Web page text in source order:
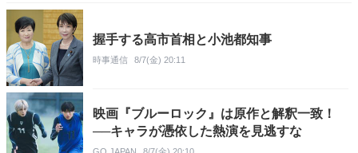
握手する高市首相と小池都知事
時事通信 8/7(金) 20:11
映画『ブルーロック』は原作と解釈一致！
──キャラが憑依した熱演を見逃すな